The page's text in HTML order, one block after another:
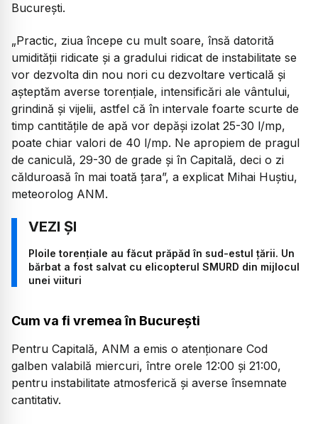
București.
„Practic, ziua începe cu mult soare, însă datorită
umidității ridicate și a gradului ridicat de instabilitate se
vor dezvolta din nou nori cu dezvoltare verticală și
așteptăm averse torențiale, intensificări ale vântului,
grindină și vijelii, astfel că în intervale foarte scurte de
timp cantitățile de apă vor depăși izolat 25-30 l/mp,
poate chiar valori de 40 l/mp. Ne apropiem de pragul
de caniculă, 29-30 de grade și în Capitală, deci o zi
călduroasă în mai toată țara”, a explicat Mihai Huștiu,
meteorolog ANM.
Ploile torențiale au făcut prăpăd în sud-estul țării. Un
bărbat a fost salvat cu elicopterul SMURD din mijlocul
unei viituri
Cum va fi vremea în București
Pentru Capitală, ANM a emis o atenționare Cod
galben valabilă miercuri, între orele 12:00 și 21:00,
pentru instabilitate atmosferică și averse însemnate
cantitativ.